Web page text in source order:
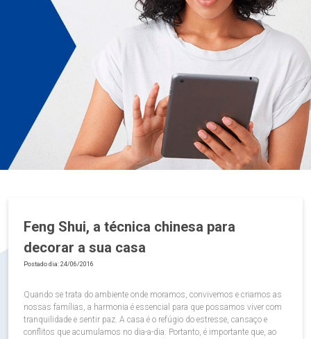
Feng Shui, a técnica chinesa para
decorar a sua casa
Postado dia: 24/06/2016
Quando se trata do ambiente onde moramos, convivemos e criamos as
nossas famílias, a harmonia é essencial para que possamos viver com
tranquilidade e sentir paz. A casa é o refúgio do estresse, cansaço e
conflitos que acumulamos no dia-a-dia. Portanto, é importante que, ao